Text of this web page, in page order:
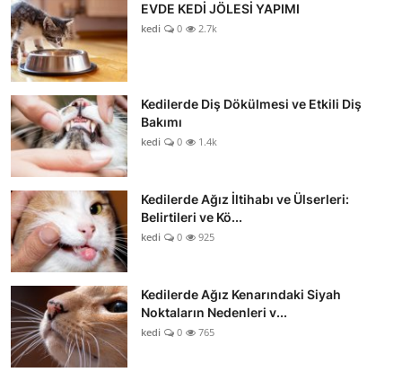
EVDE KEDİ JÖLESİ YAPIMI
kedi 0 2.7k
Kedilerde Diş Dökülmesi ve Etkili Diş
Bakımı
kedi 0 1.4k
Kedilerde Ağız İltihabı ve Ülserleri:
Belirtileri ve Kö...
kedi 0 925
Kedilerde Ağız Kenarındaki Siyah
Noktaların Nedenleri v...
kedi 0 765